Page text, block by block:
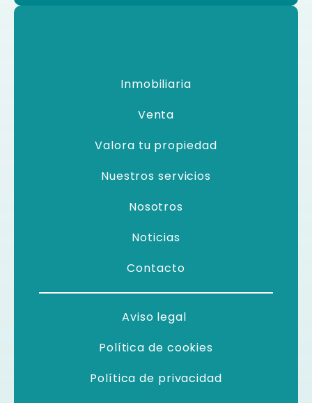
Inmobiliaria
Venta
Valora tu propiedad
Nuestros servicios
Nosotros
Noticias
Contacto
Aviso legal
Política de cookies
Política de privacidad